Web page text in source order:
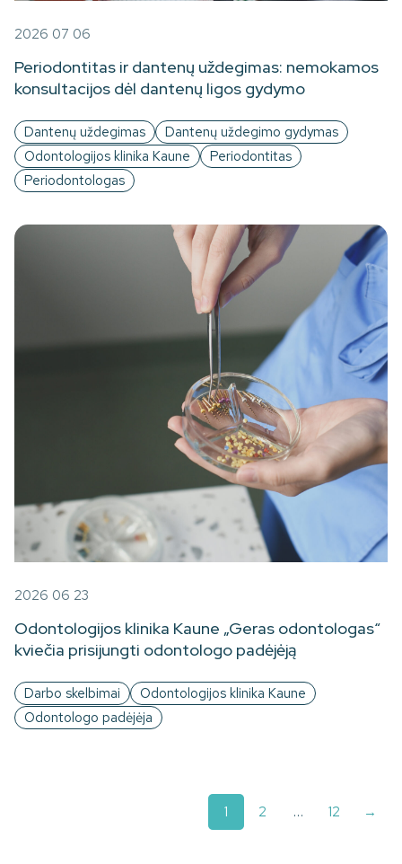
2026 07 06
Periodontitas ir dantenų uždegimas: nemokamos
konsultacijos dėl dantenų ligos gydymo
Dantenų uždegimas
Dantenų uždegimo gydymas
Odontologijos klinika Kaune
Periodontitas
Periodontologas
2026 06 23
Odontologijos klinika Kaune „Geras odontologas“
kviečia prisijungti odontologo padėjėją
Darbo skelbimai
Odontologijos klinika Kaune
Odontologo padėjėja
1 2 … 12 →